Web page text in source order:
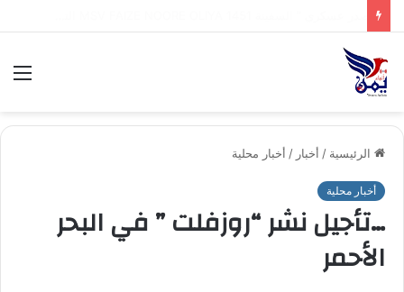
الرئيسية / أخبار / أخبار محلية
أخبار محلية
…تأجيل نشر “روزفلت ” في البحر
الأحمر